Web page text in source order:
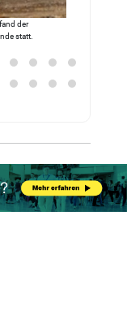
der
statt.